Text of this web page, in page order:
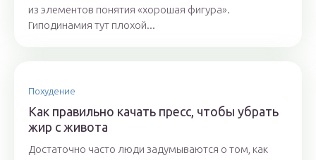
из элементов понятия «хорошая фигура».
Гиподинамия тут плохой...
Похудение
Как правильно качать пресс, чтобы убрать
жир с живота
Достаточно часто люди задумываются о том, как